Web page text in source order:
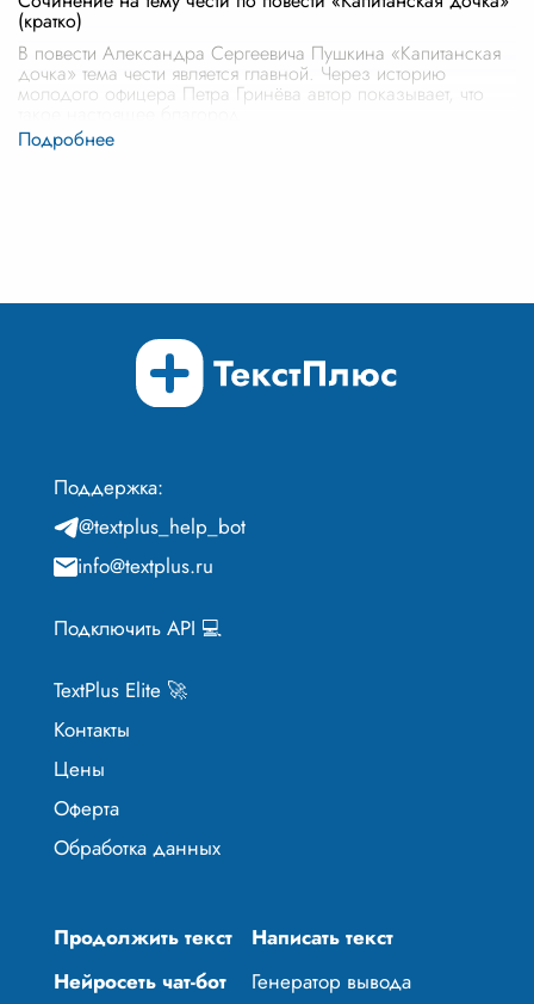
(кратко)
В повести Александра Сергеевича Пушкина «Капитанская
дочка» тема чести является главной. Через историю
молодого офицера Петра Гринёва автор показывает, что
Поддержка:
@textplus_help_bot
info@textplus.ru
Подключить API 💻
TextPlus Elite 🚀
Контакты
Цены
Оферта
Обработка данных
Продолжить текст
Написать текст
Нейросеть чат-бот
Генератор вывода